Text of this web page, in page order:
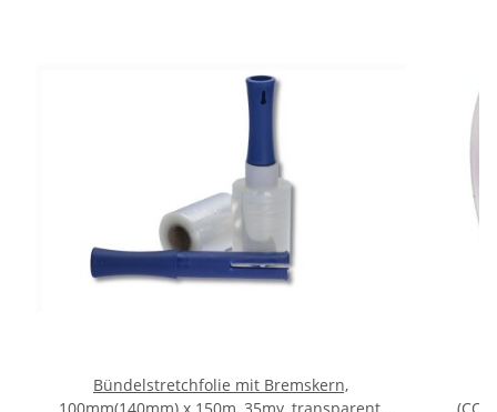
Bündelstretchfolie mit Bremskern,